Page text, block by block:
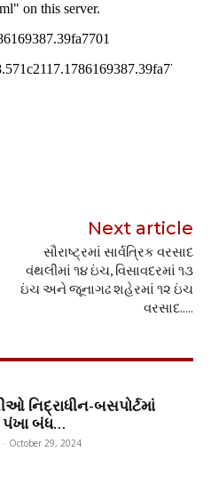
Next article
સૌરાષ્ટ્રમાં સાર્વત્રિક વરસાદ
વંથલીમાં ૧૪ ઇંચ, વિસાવદરમાં ૧૩
ઇંચ અને જૂનાગઢ શહેરમાં ૧૨ ઇંચ
વરસાદ…..
નિદ્રાધીન-બસપોર્ટમાં
પંખા બંધ…
- October 29, 2024